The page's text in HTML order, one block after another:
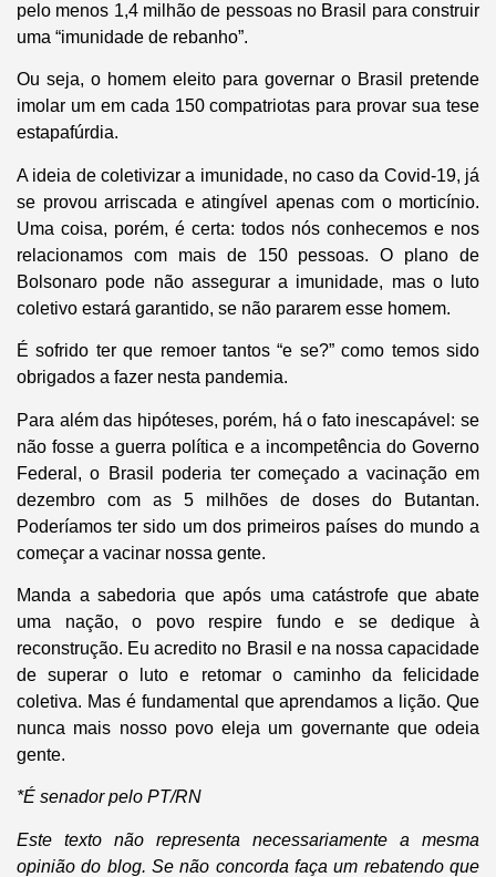
pelo menos 1,4 milhão de pessoas no Brasil para construir
uma “imunidade de rebanho”.
Ou seja, o homem eleito para governar o Brasil pretende
imolar um em cada 150 compatriotas para provar sua tese
estapafúrdia.
A ideia de coletivizar a imunidade, no caso da Covid-19, já
se provou arriscada e atingível apenas com o morticínio.
Uma coisa, porém, é certa: todos nós conhecemos e nos
relacionamos com mais de 150 pessoas. O plano de
Bolsonaro pode não assegurar a imunidade, mas o luto
coletivo estará garantido, se não pararem esse homem.
É sofrido ter que remoer tantos “e se?” como temos sido
obrigados a fazer nesta pandemia.
Para além das hipóteses, porém, há o fato inescapável: se
não fosse a guerra política e a incompetência do Governo
Federal, o Brasil poderia ter começado a vacinação em
dezembro com as 5 milhões de doses do Butantan.
Poderíamos ter sido um dos primeiros países do mundo a
começar a vacinar nossa gente.
Manda a sabedoria que após uma catástrofe que abate
uma nação, o povo respire fundo e se dedique à
reconstrução. Eu acredito no Brasil e na nossa capacidade
de superar o luto e retomar o caminho da felicidade
coletiva. Mas é fundamental que aprendamos a lição. Que
nunca mais nosso povo eleja um governante que odeia
gente.
*É senador pelo PT/RN
Este texto não representa necessariamente a mesma
opinião do blog. Se não concorda faça um rebatendo que